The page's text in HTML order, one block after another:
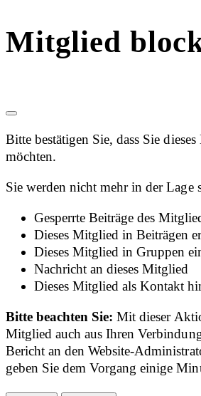
Mitglied
Bitte bestätigen Sie, dass Sie
möchten.
Sie werden nicht mehr in der Lage
Gesperrte Beiträge des
Dieses Mitglied in Beiträgen
Dieses Mitglied in Gruppen
Nachricht an dieses Mitglied
Dieses Mitglied als Kontakt
Bitte beachten Sie:Mit dieser
Mitglied auch aus Ihren
Bericht an den Website-
geben Sie dem Vorgang einige